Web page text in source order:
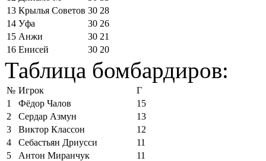
13 Крылья Советов 30 28
14 Уфа 30 26
15 Анжи 30 21
16 Енисей 30 20
Таблица бомбардиров:
№ Игрок
Г
1
Фёдор Чалов
15
2
Сердар Азмун
13
3
Виктор Классон
12
4
Себастьян Дриусси
11
5
Антон Миранчук
11